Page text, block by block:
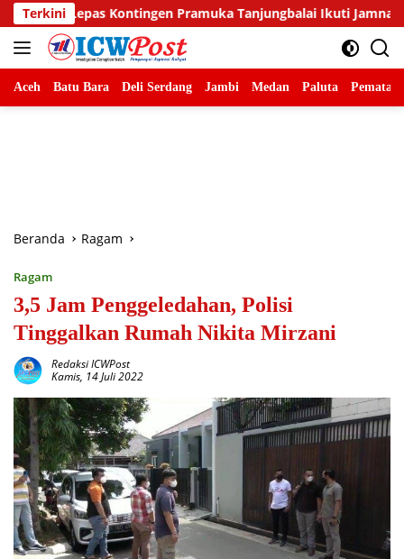
Langsung
ke
konten
Terkini
Pramuka Tanjungbalai Ikuti Jamnas XII di Cibubur
Aceh Batu Bara Deli Serdang Jambi Medan Paluta
Beranda Ragam
Ragam
3,5 Jam Penggeledahan, Polisi
Tinggalkan Rumah Nikita Mirzani
Redaksi ICWPost
Kamis, 14 Juli 2022